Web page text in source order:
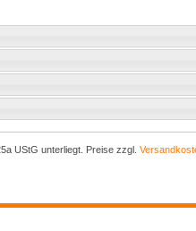
UStG unterliegt. Preise zzgl.